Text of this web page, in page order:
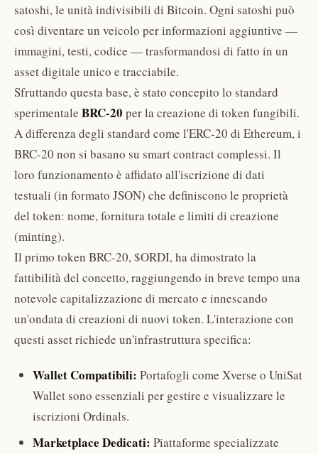
satoshi, le unità indivisibili di Bitcoin. Ogni satoshi può
così diventare un veicolo per informazioni aggiuntive —
immagini, testi, codice — trasformandosi di fatto in un
asset digitale unico e tracciabile.
Sfruttando questa base, è stato concepito lo standard
sperimentale BRC-20 per la creazione di token fungibili.
A differenza degli standard come l'ERC-20 di Ethereum, i
BRC-20 non si basano su smart contract complessi. Il
loro funzionamento è affidato all'iscrizione di dati
testuali (in formato JSON) che definiscono le proprietà
del token: nome, fornitura totale e limiti di creazione
(minting).
Il primo token BRC-20, $ORDI, ha dimostrato la
fattibilità del concetto, raggiungendo in breve tempo una
notevole capitalizzazione di mercato e innescando
un'ondata di creazioni di nuovi token. L'interazione con
questi asset richiede un'infrastruttura specifica:
Wallet Compatibili: Portafogli come Xverse o UniSat
Wallet sono essenziali per gestire e visualizzare le
iscrizioni Ordinals.
Marketplace Dedicati: Piattaforme specializzate